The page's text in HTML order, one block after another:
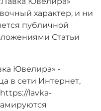
характер, и ни
публичной
Статьи
Ювелира» -
в сети Интернет,
lavka-